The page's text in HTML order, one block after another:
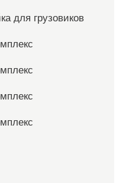
для грузовиков